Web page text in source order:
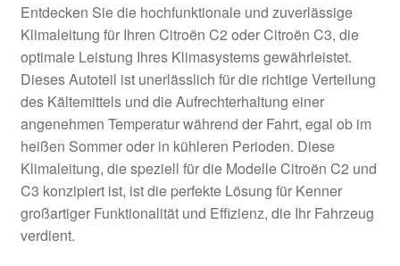
Entdecken Sie die hochfunktionale und zuverlässige
Klimaleitung für Ihren Citroën C2 oder Citroën C3, die
optimale Leistung Ihres Klimasystems gewährleistet.
Dieses Autoteil ist unerlässlich für die richtige Verteilung
des Kältemittels und die Aufrechterhaltung einer
angenehmen Temperatur während der Fahrt, egal ob im
heißen Sommer oder in kühleren Perioden. Diese
Klimaleitung, die speziell für die Modelle Citroën C2 und
C3 konzipiert ist, ist die perfekte Lösung für Kenner
großartiger Funktionalität und Effizienz, die Ihr Fahrzeug
verdient.